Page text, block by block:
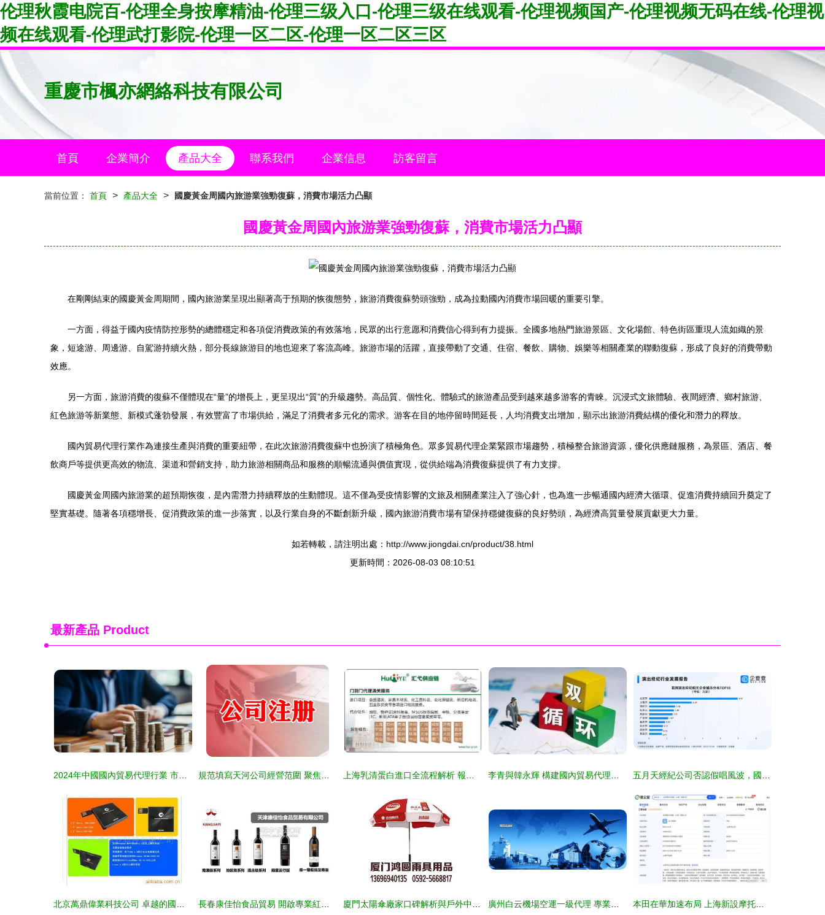
伦理秋霞电院百-伦理全身按摩精油-伦理三级入口-伦理三级在线观看-伦理视频国产-伦理视频无码在线-伦理视
频在线观看-伦理武打影院-伦理一区二区-伦理一区二区三区
重慶市楓亦網絡科技有限公司
首頁 企業簡介 產品大全 聯系我們 企業信息 訪客留言
當前位置： 首頁 > 產品大全 > 國慶黃金周國內旅游業強勁復蘇，消費市場活力凸顯
國慶黃金周國內旅游業強勁復蘇，消費市場活力凸顯
在剛剛結束的國慶黃金周期間，國內旅游業呈現出顯著高于預期的恢復態勢，旅游消費復蘇勢頭強勁，成為拉動國內消費市場回暖的重要引擎。
一方面，得益于國內疫情防控形勢的總體穩定和各項促消費政策的有效落地，民眾的出行意愿和消費信心得到有力提振。全國多地熱門旅游景區、文化場館、特色街區重現人流如織的景
象，短途游、周邊游、自駕游持續火熱，部分長線旅游目的地也迎來了客流高峰。旅游市場的活躍，直接帶動了交通、住宿、餐飲、購物、娛樂等相關產業的聯動復蘇，形成了良好的消費帶動
效應。
另一方面，旅游消費的復蘇不僅體現在“量”的增長上，更呈現出“質”的升級趨勢。高品質、個性化、體驗式的旅游產品受到越來越多游客的青睞。沉浸式文旅體驗、夜間經濟、鄉村旅游、
紅色旅游等新業態、新模式蓬勃發展，有效豐富了市場供給，滿足了消費者多元化的需求。游客在目的地停留時間延長，人均消費支出增加，顯示出旅游消費結構的優化和潛力的釋放。
國內貿易代理行業作為連接生產與消費的重要紐帶，在此次旅游消費復蘇中也扮演了積極角色。眾多貿易代理企業緊跟市場趨勢，積極整合旅游資源，優化供應鏈服務，為景區、酒店、餐
飲商戶等提供更高效的物流、渠道和營銷支持，助力旅游相關商品和服務的順暢流通與價值實現，從供給端為消費復蘇提供了有力支撐。
國慶黃金周國內旅游業的超預期恢復，是內需潛力持續釋放的生動體現。這不僅為受疫情影響的文旅及相關產業注入了強心針，也為進一步暢通國內經濟大循環、促進消費持續回升奠定了
堅實基礎。隨著各項穩增長、促消費政策的進一步落實，以及行業自身的不斷創新升級，國內旅游消費市場有望保持穩健復蘇的良好勢頭，為經濟高質量發展貢獻更大力量。
如若轉載，請注明出處：http://www.jiongdai.cn/product/38.html
更新時間：2026-08-03 08:10:51
最新產品 Product